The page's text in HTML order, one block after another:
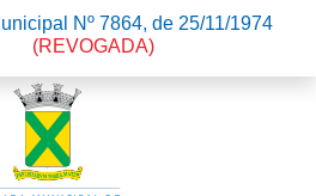
Nº 7864, de 25/11/1974
(REVOGADA)